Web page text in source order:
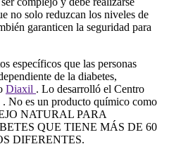
no solo reduzcan los niveles de
garanticen la seguridad para
específicos que las personas
de la diabetes,
Diaxil . Lo desarrolló el Centro
No es un producto químico como
NATURAL PARA
QUE TIENE MÁS DE 60
DIFERENTES.